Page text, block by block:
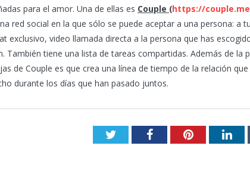
para el amor. Una de ellas es Couple (https://
red social en la que sólo se puede aceptar a una persona: a
exclusivo, video llamada directa a la persona que has
También tiene una lista de tareas compartidas. Además de la
de Couple es que crea una línea de tiempo de la relación
durante los días que han pasado juntos.
TwitterFacebookPinterest